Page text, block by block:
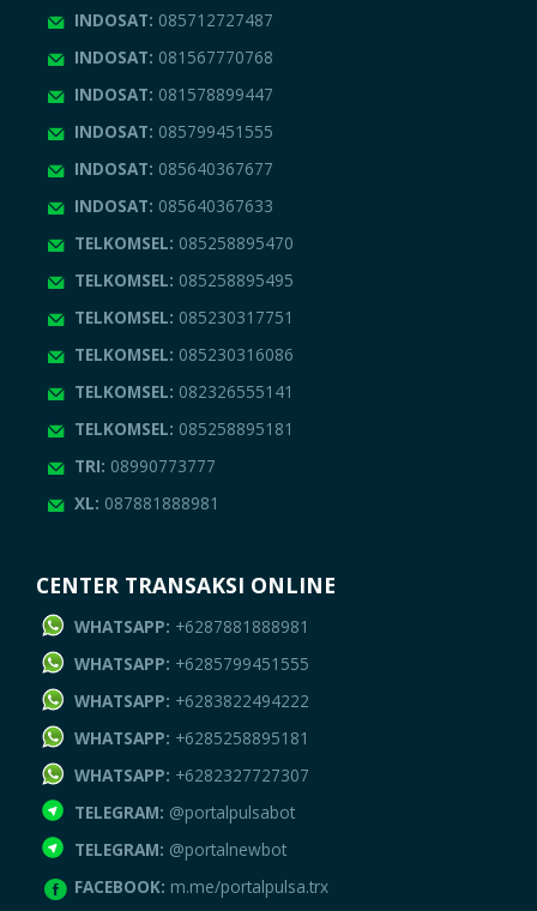
INDOSAT: 085712727487
INDOSAT: 081567770768
INDOSAT: 081578899447
INDOSAT: 085799451555
INDOSAT: 085640367677
INDOSAT: 085640367633
TELKOMSEL: 085258895470
TELKOMSEL: 085258895495
TELKOMSEL: 085230317751
TELKOMSEL: 085230316086
TELKOMSEL: 082326555141
TELKOMSEL: 085258895181
TRI: 08990773777
XL: 087881888981
CENTER TRANSAKSI ONLINE
WHATSAPP: +6287881888981
WHATSAPP: +6285799451555
WHATSAPP: +6283822494222
WHATSAPP: +6285258895181
WHATSAPP: +6282327727307
TELEGRAM: @portalpulsabot
TELEGRAM: @portalnewbot
FACEBOOK: m.me/portalpulsa.trx